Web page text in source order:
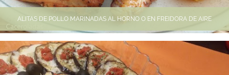
ALITAS DE POLLO MARINADAS AL HORNO O EN FREIDORA DE AIRE